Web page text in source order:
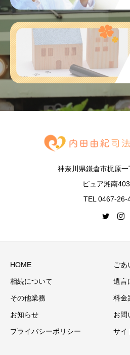
神奈川県鎌倉市梶原
ピュア湘南
TEL 0467-26-
HOME ごあ
相続について 遺言
その他業務 料金
お知らせ お問
プライバシーポリシー サイ